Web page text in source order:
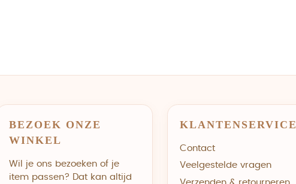
BEZOEK ONZE
WINKEL
Wil je ons bezoeken of je
item passen? Dat kan altijd
KLANTENSERVICE
Contact
Veelgestelde vragen